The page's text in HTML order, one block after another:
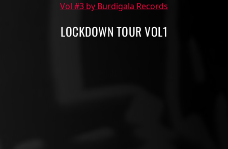
Vol #3 by Burdigala Records
LOCKDOWN TOUR VOL1